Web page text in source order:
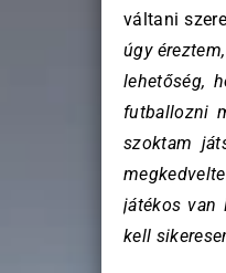
váltani
úgy
lehetőség,
futballozni
szoktam
játékos van
kell